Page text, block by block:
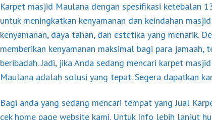
Karpet masjid Maulana dengan spesifikasi ketebalan
untuk meningkatkan kenyamanan dan keindahan
kenyamanan, daya tahan, dan estetika yang menarik.
memberikan kenyamanan maksimal bagi para
beribadah. Jadi, jika Anda sedang mencari karpet
Maulana adalah solusi yang tepat. Segera dapatkan
Bagi anda yang sedang mencari tempat yang Jual
cek home page website kami. Untuk Info lebih lanjut